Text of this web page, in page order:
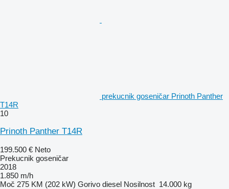
prekucnik goseničar Prinoth Panther
T14R
10
Prinoth Panther T14R
199.500 € Neto
Prekucnik goseničar
2018
1.850 m/h
Moč 275 KM (202 kW) Gorivo diesel Nosilnost 14.000 kg